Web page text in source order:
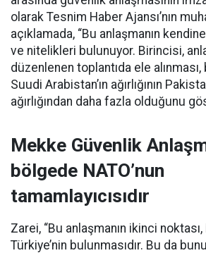
olarak Tesnim Haber Ajansı’nın
açıklamada, “Bu anlaşmanın
ve nitelikleri bulunuyor. Birincisi,
düzenlenen toplantıda ele
Suudi Arabistan’ın ağırlığının
ağırlığından daha fazla olduğunu
Mekke Güvenlik
bölgede NATO’nun
tamamlayıcısıdır
Zarei, “Bu anlaşmanın ikinci
Türkiye’nin bulunmasıdır. Bu da